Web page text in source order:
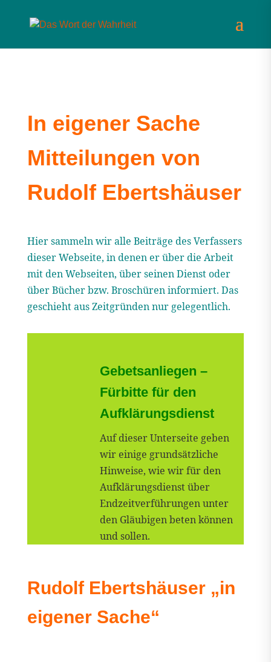
In eigener Sache
Mitteilungen von
Rudolf Ebertshäuser
Hier sammeln wir alle Beiträge des Verfassers
dieser Webseite, in denen er über die Arbeit
mit den Webseiten, über seinen Dienst oder
über Bücher bzw. Broschüren informiert. Das
geschieht aus Zeitgründen nur gelegentlich.
Gebetsanliegen –
Fürbitte für den
Aufklärungsdienst
Auf dieser Unterseite geben
wir einige grundsätzliche
Hinweise, wie wir für den
Aufklärungsdienst über
Endzeitverführungen unter
den Gläubigen beten können
und sollen.
Rudolf Ebertshäuser „in
eigener Sache“